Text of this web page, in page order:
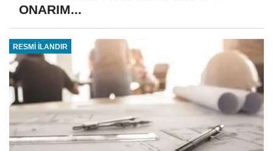
ONARIM...
RESMİ İLANDIR